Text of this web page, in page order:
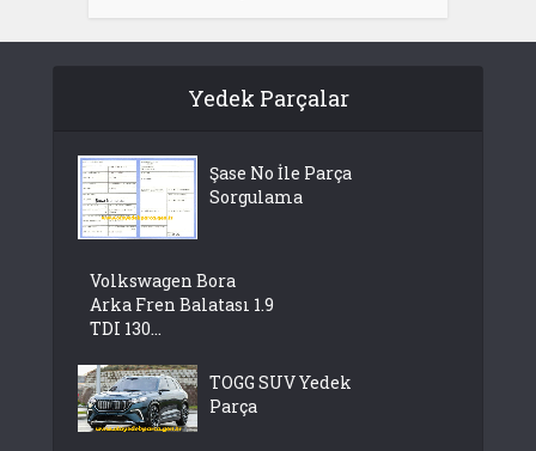
Yedek Parçalar
Şase No İle Parça
Sorgulama
Volkswagen Bora
Arka Fren Balatası 1.9
TDI 130...
TOGG SUV Yedek
Parça